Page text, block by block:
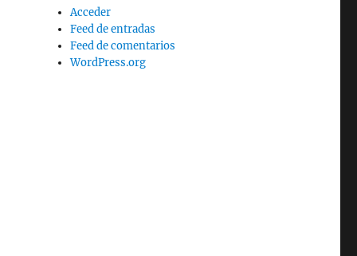
Acceder
Feed de entradas
Feed de comentarios
WordPress.org